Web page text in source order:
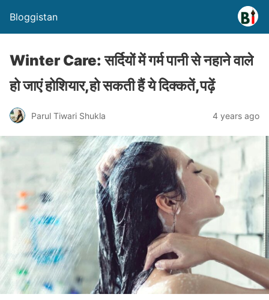
Bloggistan
Winter Care: सर्दियों में गर्म पानी से नहाने वाले
हो जाएं होशियार,हो सकती हैं ये दिक्कतें,पढ़ें
Parul Tiwari Shukla 4 years ago